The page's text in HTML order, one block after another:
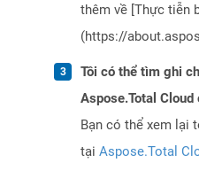
thêm về [Thực tiễn
(https://
Tôi có thể tìm ghi
Aspose.Total
Bạn có thể xem lại
tại Aspose.Total